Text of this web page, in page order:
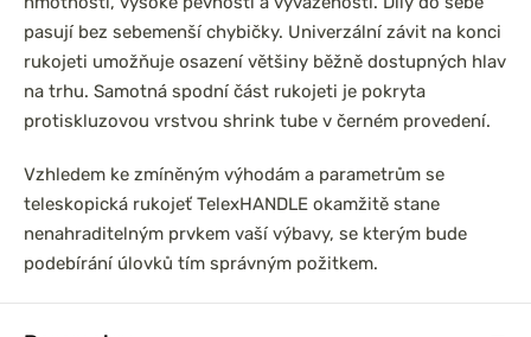
pasují bez sebemenší chybičky. Univerzální závit na konci
rukojeti umožňuje osazení většiny běžně dostupných hlav
na trhu. Samotná spodní část rukojeti je pokryta
protiskluzovou vrstvou shrink tube v černém provedení.
Vzhledem ke zmíněným výhodám a parametrům se
teleskopická rukojeť TelexHANDLE okamžitě stane
nenahraditelným prvkem vaší výbavy, se kterým bude
podebírání úlovků tím správným požitkem.